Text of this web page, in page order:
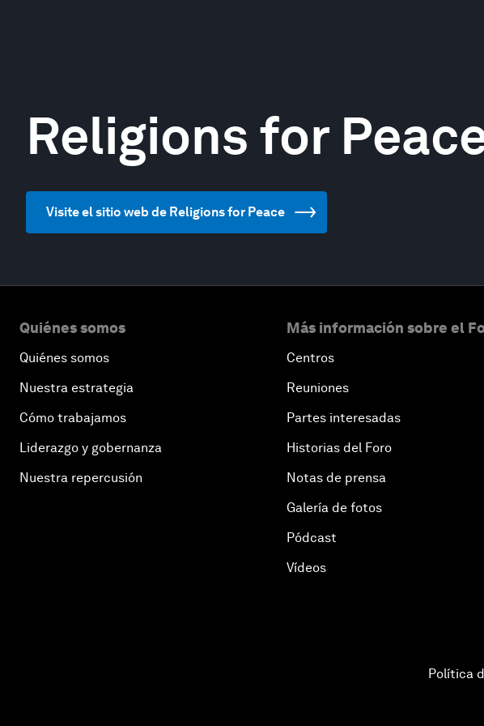
Religions for
Visite el sitio web de Religions for Peace
Quiénes somos
Quiénes somos
Nuestra estrategia
Cómo trabajamos
Liderazgo y gobernanza
Nuestra repercusión
Más información sobre el
Centros
Reuniones
Partes interesadas
Historias del Foro
Notas de prensa
Galería de fotos
Pódcast
Vídeos
Política